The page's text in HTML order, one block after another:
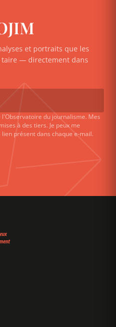
et portraits que les
— directement dans
du journalisme. Mes
à des tiers. Je peux me
présent dans chaque e-mail.